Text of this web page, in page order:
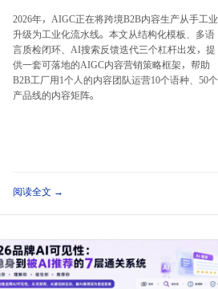
2026年，AIGC正在将跨境B2B内容生产从手工业
升级为工业化流水线。本文从结构化模板、多语
言质检闭环、AI搜索反馈迭代三个杠杆出发，提
供一套可落地的AIGC内容营销策略框架，帮助
B2B工厂用1个人的内容团队运营10个语种、50个
产品线的内容矩阵。
阅读全文 →